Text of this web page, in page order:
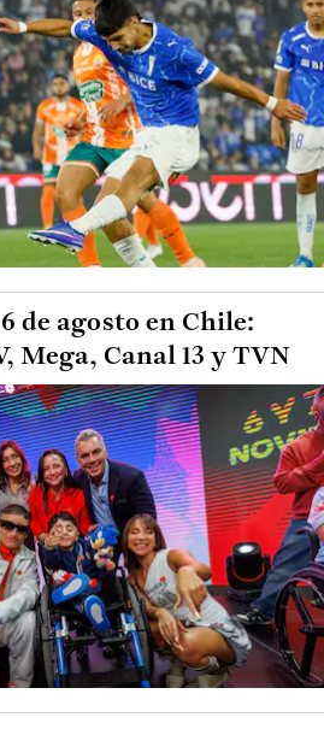
de agosto en Chile:
Mega, Canal 13 y TVN